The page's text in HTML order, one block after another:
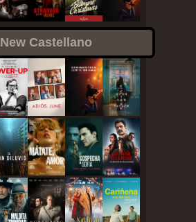
New Castellano